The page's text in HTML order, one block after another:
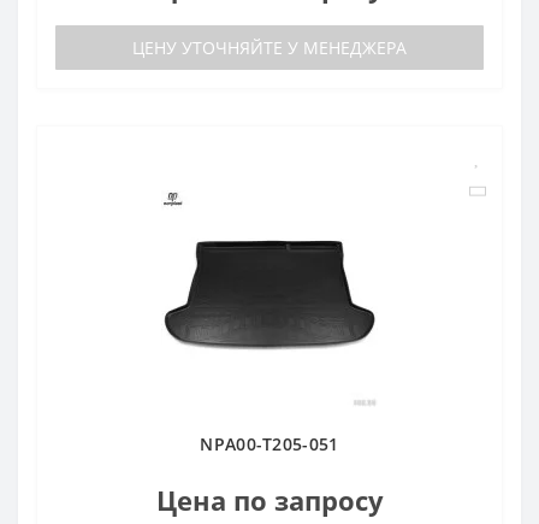
ЦЕНУ УТОЧНЯЙТЕ У МЕНЕДЖЕРА
NPA00-T205-051
Цена по запросу